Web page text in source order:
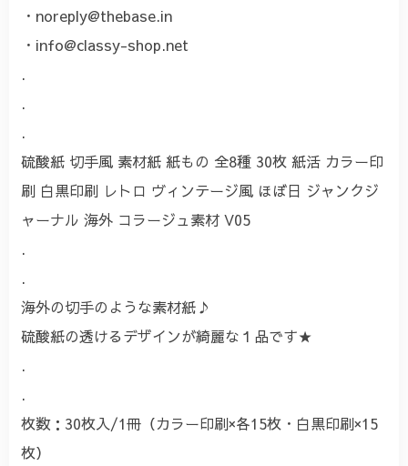
・ noreply@thebase.in
・ info@classy-shop.net
.
.
.
硫酸紙 切手風 素材紙 紙もの 全8種 30枚 紙活 カラー印
刷 白黒印刷 レトロ ヴィンテージ風 ほぼ日 ジャンクジ
ャーナル 海外 コラージュ素材 V05
.
.
海外の切手のような素材紙♪
硫酸紙の透けるデザインが綺麗な１品です★
.
.
枚数：30枚入/1冊（カラー印刷×各15枚・白黒印刷×15
枚）